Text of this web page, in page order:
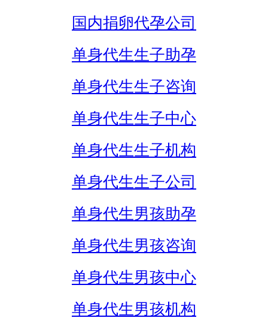
国内捐卵代孕公司
单身代生生子助孕
单身代生生子咨询
单身代生生子中心
单身代生生子机构
单身代生生子公司
单身代生男孩助孕
单身代生男孩咨询
单身代生男孩中心
单身代生男孩机构